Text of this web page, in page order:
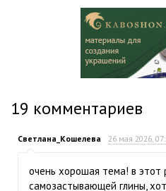
19 комментариев
Светлана_Кошелева 26 мая 2026,
очень хорошая тема! в этот
самозастывающей глины,